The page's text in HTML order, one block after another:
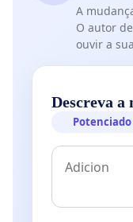
A
O autor
ouvir a
Descreva a